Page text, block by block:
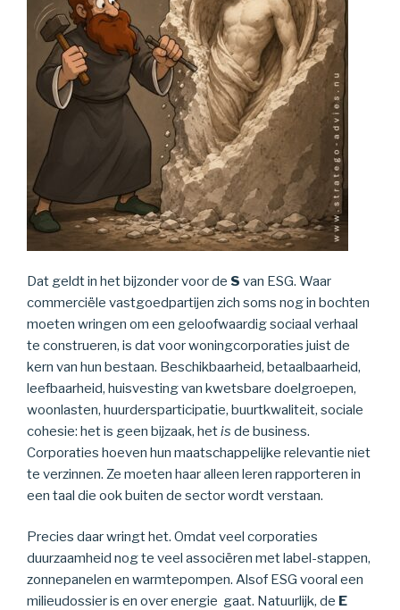
Dat geldt in het bijzonder voor de S van ESG. Waar
commerciële vastgoedpartijen zich soms nog in bochten
moeten wringen om een geloofwaardig sociaal verhaal
te construeren, is dat voor woningcorporaties juist de
kern van hun bestaan. Beschikbaarheid, betaalbaarheid,
leefbaarheid, huisvesting van kwetsbare doelgroepen,
woonlasten, huurdersparticipatie, buurtkwaliteit, sociale
cohesie: het is geen bijzaak, hetis de business.
Corporaties hoeven hun maatschappelijke relevantie niet
te verzinnen. Ze moeten haar alleen leren rapporteren in
een taal die ook buiten de sector wordt verstaan.
Precies daar wringt het. Omdat veel corporaties
duurzaamheid nog te veel associëren met label-stappen,
zonnepanelen en warmtepompen. Alsof ESG vooral een
milieudossier is en over energie gaat. Natuurlijk, de E